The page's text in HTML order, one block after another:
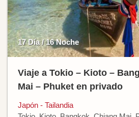
17 Día / 16 Noche
Viaje a Tokio – Kioto –
Mai – Phuket en privado
Japón - Tailandia